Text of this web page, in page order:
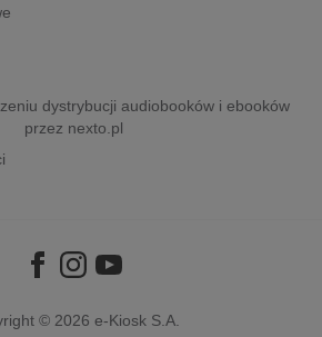
dystrybucji audiobooków i ebooków
przez nexto.pl
© 2026 e-Kiosk S.A.